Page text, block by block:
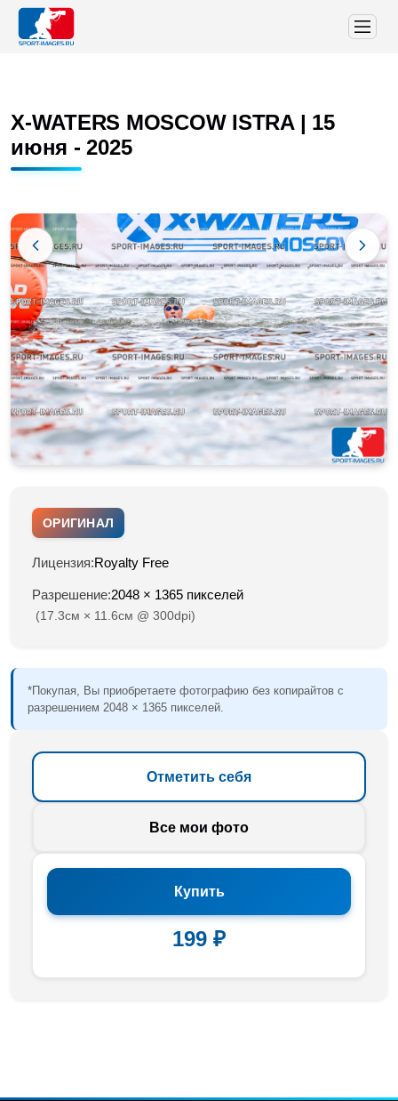
X-WATERS MOSCOW ISTRA | 15
июня - 2025
ОРИГИНАЛ
Лицензия:Royalty Free
Разрешение:2048 × 1365 пикселей
(17.3см × 11.6см @ 300dpi)
*Покупая, Вы приобретаете фотографию без копирайтов с
разрешением 2048 × 1365 пикселей.
Отметить себя
Все мои фото
Купить
199 ₽